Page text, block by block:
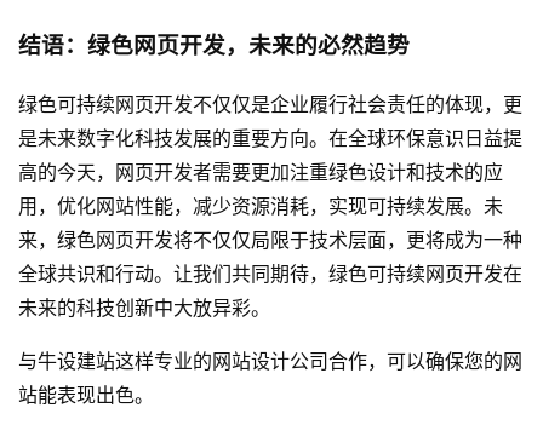
结语：绿色网页开发，未来的必然趋势
绿色可持续网页开发不仅仅是企业履行社会责任的体现，更
是未来数字化科技发展的重要方向。在全球环保意识日益提
高的今天，网页开发者需要更加注重绿色设计和技术的应
用，优化网站性能，减少资源消耗，实现可持续发展。未
来，绿色网页开发将不仅仅局限于技术层面，更将成为一种
全球共识和行动。让我们共同期待，绿色可持续网页开发在
未来的科技创新中大放异彩。
与牛设建站这样专业的网站设计公司合作，可以确保您的网
站能表现出色。